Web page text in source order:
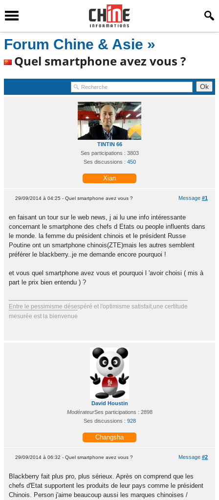
Forum Chine & Asie »
Quel smartphone avez vous ?
TINTIN 66
Ses participations : 3803
Ses discussions : 450
Xian
Message #1
29/09/2014 à 04:25 - Quel smartphone avez vous ?
en faisant un tour sur le web news, j ai lu une info intéressante
concernant le smartphone des chefs d Etats ou people influents dans
le monde. la femme du président chinois et le président Russe
Poutine ont un smartphone chinois(ZTE)mais les autres semblent
préférer le blackberry..je me demande encore pourquoi !
et vous quel smartphone avez vous et pourquoi l 'avoir choisi ( mis à
part le prix bien entendu ) ?
Entre le pessimisme désespéré et l'optimisme satisfait,une certitude
mesurée est la bienvenue
David Houstin
ModérateurSes participations : 2898
Ses discussions : 928
Changsha
Message #2
29/09/2014 à 06:32 - Quel smartphone avez vous ?
Blackberry fait plus pro, plus sérieux. Après on comprend que les
chefs d'Etat supportent les produits de leur pays comme le président
Chinois. Person j'aime beaucoup aussi les marques chinoises /